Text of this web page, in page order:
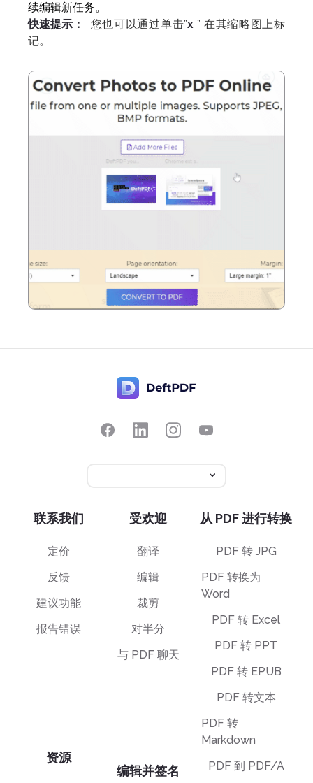
续编辑新任务。
快速提示：
您也可以通过单击”x ” 在其缩略图上标
记。
联系我们
定价
反馈
建议功能
报告错误
资源
受欢迎
翻译
编辑
裁剪
对半分
与 PDF 聊天
编辑并签名
从 PDF 进行转换
PDF 转 JPG
PDF 转换为
Word
PDF 转 Excel
PDF 转 PPT
PDF 转 EPUB
PDF 转文本
PDF 转
Markdown
PDF 到 PDF/A